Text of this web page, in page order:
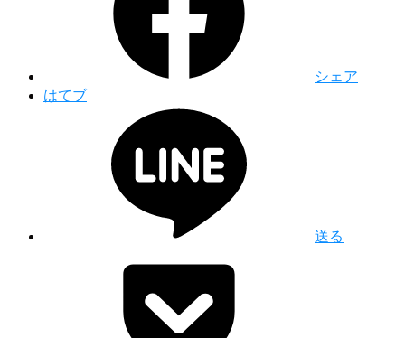
シェア
はてブ
送る